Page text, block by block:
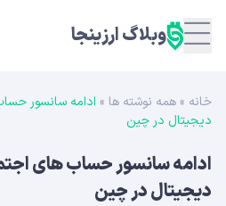
وبلاگ ارزینجا
خانه » همه نوشته ها » ادامه سانسور
دیجیتال در چین
ادامه سانسور حساب های
دیجیتال در چین